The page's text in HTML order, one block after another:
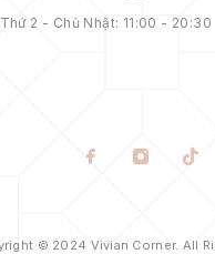
Thứ 2 - Chủ Nhật: 11:00 - 20:30
© 2024 Vivian Corner. All